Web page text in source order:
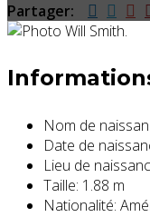
Partager:
Nom de
Date de
Lieu de
Taille: 1.88 m
Nationalité: